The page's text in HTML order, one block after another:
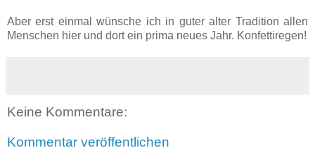
Aber erst einmal wünsche ich in guter alter Tradition allen
Menschen hier und dort ein prima neues Jahr. Konfettiregen!
Keine Kommentare:
Kommentar veröffentlichen